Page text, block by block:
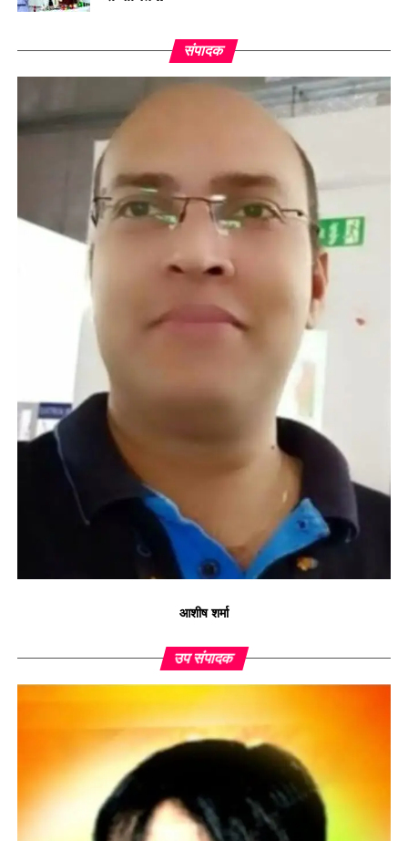
संपादक
आशीष शर्मा
उप संपादक